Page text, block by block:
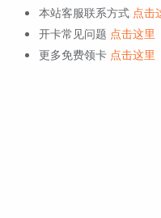
本站客服联系方式 点击
开卡常见问题 点击这里
更多免费领卡 点击这里